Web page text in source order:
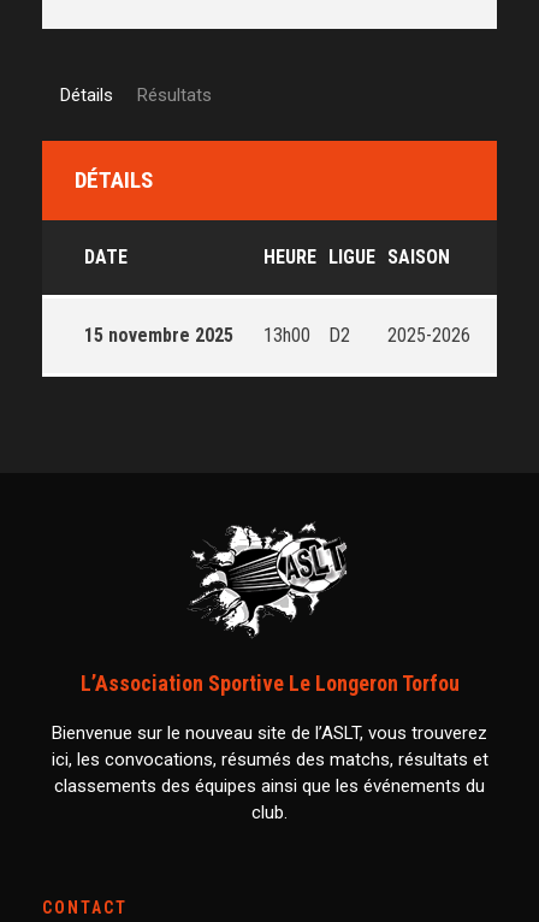
Détails Résultats
DÉTAILS
DATE HEURE LIGUE SAISON
15 novembre 2025 13h00 D2 2025-2026
L’Association Sportive Le Longeron Torfou
Bienvenue sur le nouveau site de l’ASLT, vous trouverez
ici, les convocations, résumés des matchs, résultats et
classements des équipes ainsi que les événements du
club.
CONTACT